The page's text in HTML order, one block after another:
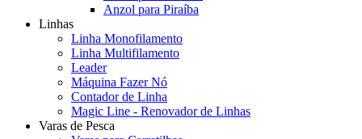
Anzol para Piraíba
Linhas
Linha Monofilamento
Linha Multifilamento
Leader
Máquina Fazer Nó
Contador de Linha
Magic Line - Renovador de Linhas
Varas de Pesca